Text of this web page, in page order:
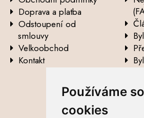
Používáme
cookies
Doprava a platba
Odstoupení od
smlouvy
Velkoobchod
Kontakt